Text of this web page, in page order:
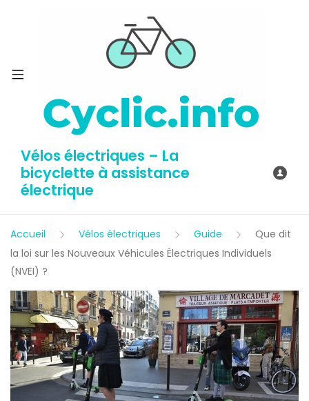
Vélos électriques – La
bicyclette à assistance
électrique
Accueil Vélos électriques Guide
Que dit
la loi sur les Nouveaux Véhicules Électriques Individuels
(NVEI) ?